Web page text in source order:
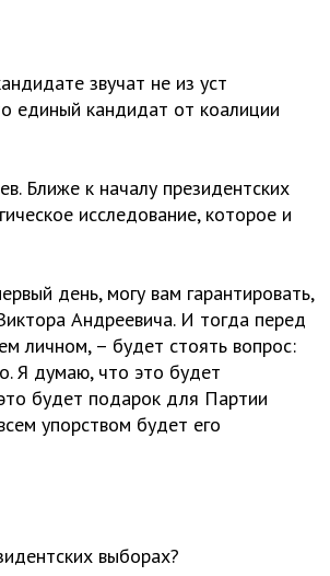
звучат не из уст
единый кандидат от коалиции
Ближе к началу президентских
исследование, которое и
день, могу вам гарантировать,
Андреевича. И тогда перед
личном, – будет стоять вопрос:
Я думаю, что это будет
будет подарок для Партии
упорством будет его
выборах?